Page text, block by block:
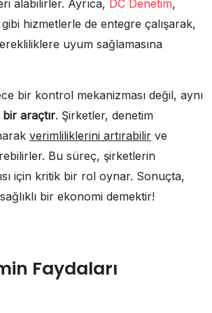
alabilirler. Ayrıca, DC Denetim,
gibi hizmetlerle de entegre çalışarak,
uyum sağlamasına
bir kontrol mekanizması değil, aynı
araçtır. Şirketler, denetim
verimliliklerini artırabilir ve
Bu süreç, şirketlerin
için kritik bir rol oynar. Sonuçta,
bir ekonomi demektir!
Faydaları